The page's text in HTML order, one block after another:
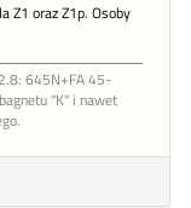
Z1 oraz Z1p. Osoby
645N+FA 45-
"K" i nawet